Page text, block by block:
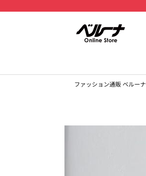
ファッション通販 ベルーナ